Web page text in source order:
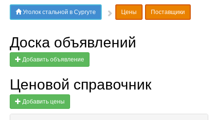
Уголок стальной в Сургуте Цены Поставщики
Доска объявлений
Добавить объявление
Ценовой справочник
Добавить цены